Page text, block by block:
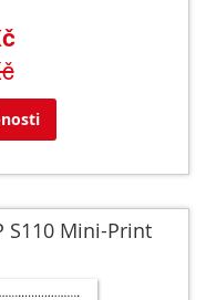
S110 Mini-Print